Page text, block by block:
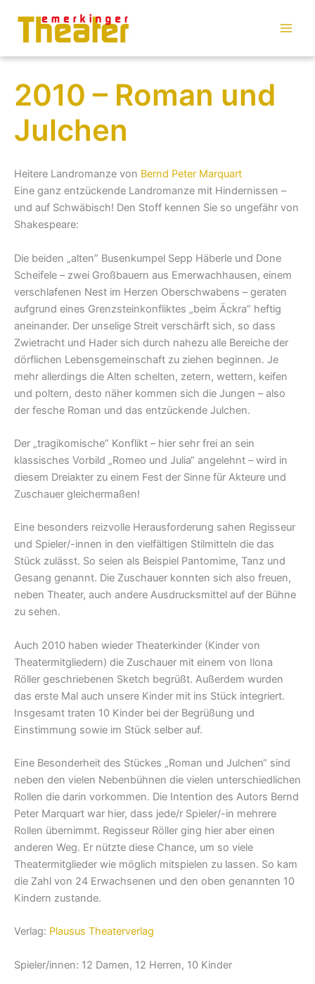
Inhalt
springen
2010 – Roman und
Julchen
Heitere Landromanze von Bernd Peter Marquart
Eine ganz entzückende Landromanze mit Hindernissen –
und auf Schwäbisch! Den Stoff kennen Sie so ungefähr von
Shakespeare:
Die beiden „alten” Busenkumpel Sepp Häberle und Done
Scheifele – zwei Großbauern aus Emerwachhausen, einem
verschlafenen Nest im Herzen Oberschwabens – geraten
aufgrund eines Grenzsteinkonfliktes „beim Äckra” heftig
aneinander. Der unselige Streit verschärft sich, so dass
Zwietracht und Hader sich durch nahezu alle Bereiche der
dörflichen Lebensgemeinschaft zu ziehen beginnen. Je
mehr allerdings die Alten schelten, zetern, wettern, keifen
und poltern, desto näher kommen sich die Jungen – also
der fesche Roman und das entzückende Julchen.
Der „tragikomische” Konflikt – hier sehr frei an sein
klassisches Vorbild „Romeo und Julia“ angelehnt – wird in
diesem Dreiakter zu einem Fest der Sinne für Akteure und
Zuschauer gleichermaßen!
Eine besonders reizvolle Herausforderung sahen Regisseur
und Spieler/-innen in den vielfältigen Stilmitteln die das
Stück zulässt. So seien als Beispiel Pantomime, Tanz und
Gesang genannt. Die Zuschauer konnten sich also freuen,
neben Theater, auch andere Ausdrucksmittel auf der Bühne
zu sehen.
Auch 2010 haben wieder Theaterkinder (Kinder von
Theatermitgliedern) die Zuschauer mit einem von Ilona
Röller geschriebenen Sketch begrüßt. Außerdem wurden
das erste Mal auch unsere Kinder mit ins Stück integriert.
Insgesamt traten 10 Kinder bei der Begrüßung und
Einstimmung sowie im Stück selber auf.
Eine Besonderheit des Stückes „Roman und Julchen“ sind
neben den vielen Nebenbühnen die vielen unterschiedlichen
Rollen die darin vorkommen. Die Intention des Autors Bernd
Peter Marquart war hier, dass jede/r Spieler/-in mehrere
Rollen übernimmt. Regisseur Röller ging hier aber einen
anderen Weg. Er nützte diese Chance, um so viele
Theatermitglieder wie möglich mitspielen zu lassen. So kam
die Zahl von 24 Erwachsenen und den oben genannten 10
Kindern zustande.
Verlag: Plausus Theaterverlag
Spieler/innen: 12 Damen, 12 Herren, 10 Kinder